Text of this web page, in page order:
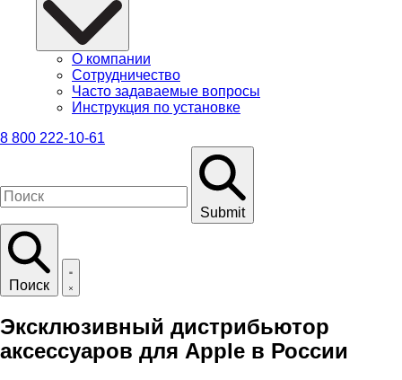
О компании
Сотрудничество
Часто задаваемые вопросы
Инструкция по установке
8 800 222-10-61
Submit
Поиск
Эксклюзивный дистрибьютор
аксессуаров для Apple в России